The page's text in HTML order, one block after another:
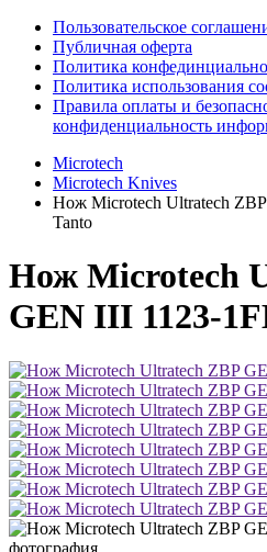
Пользовательское
Публичная оферта
Политика
Политика использования
Правила оплаты и
конфиденциальность
Microtech
Microtech Knives
Нож Microtech Ultratech
Tanto
Нож Microtech
GEN III 1123-